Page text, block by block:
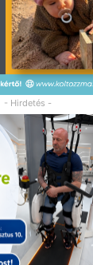
- Hirdetés -